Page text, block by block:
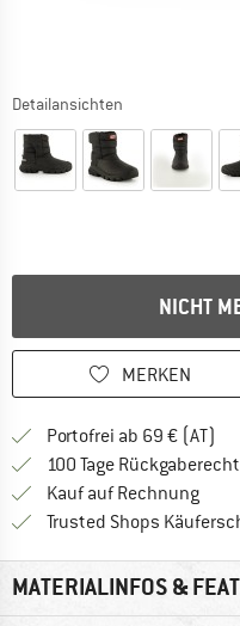
Detailansichten
NICHT
MERKEN
Portofrei ab 69 € (AT)
100 Tage Rückgaberecht
Kauf auf Rechnung
Trusted Shops
MATERIALINFOS &